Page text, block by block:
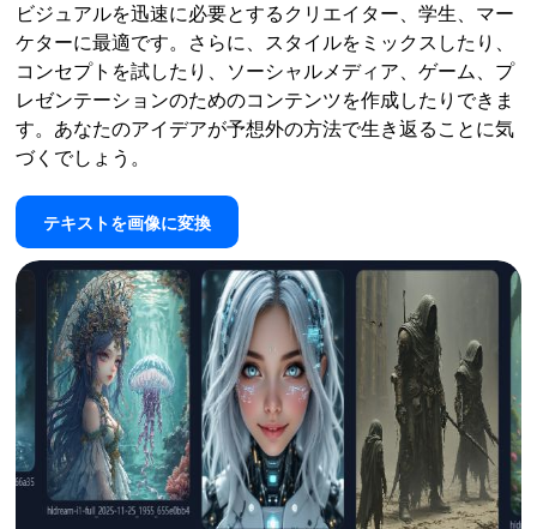
ビジュアルを迅速に必要とするクリエイター、学生、マー
ケターに最適です。さらに、スタイルをミックスしたり、
コンセプトを試したり、ソーシャルメディア、ゲーム、プ
レゼンテーションのためのコンテンツを作成したりできま
す。あなたのアイデアが予想外の方法で生き返ることに気
づくでしょう。
テキストを画像に変換